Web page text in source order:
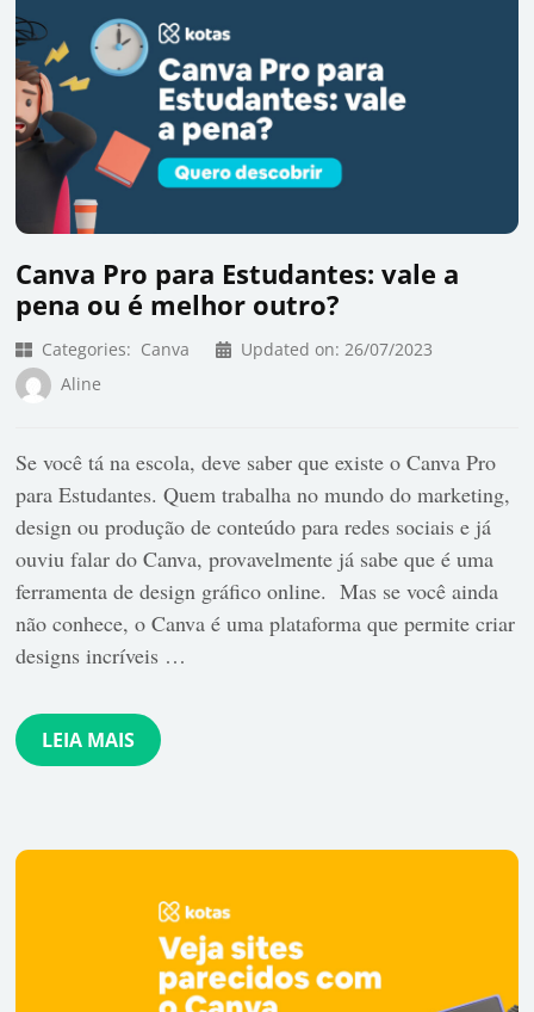
Canva Pro para Estudantes: vale a
pena ou é melhor outro?
Categories: Canva Updated on: 26/07/2023
Aline
Se você tá na escola, deve saber que existe o Canva Pro
para Estudantes. Quem trabalha no mundo do marketing,
design ou produção de conteúdo para redes sociais e já
ouviu falar do Canva, provavelmente já sabe que é uma
ferramenta de design gráfico online. Mas se você ainda
não conhece, o Canva é uma plataforma que permite criar
designs incríveis …
LEIA MAIS